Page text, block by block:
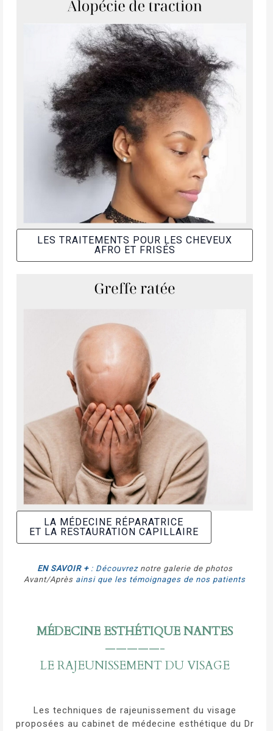
LES TRAITEMENTS POUR LES CHEVEUX
AFRO ET FRISÉS
LA MÉDECINE RÉPARATRICE
ET LA RESTAURATION CAPILLAIRE
EN SAVOIR +: Découvrez notre galerie de photos
Avant/Après ainsi que les témoignages de nos patients
MÉDECINE ESTHÉTIQUE NANTES
—————-
LE RAJEUNISSEMENT DU VISAGE
Les techniques de rajeunissement du visage
proposées au cabinet de médecine esthétique du Dr